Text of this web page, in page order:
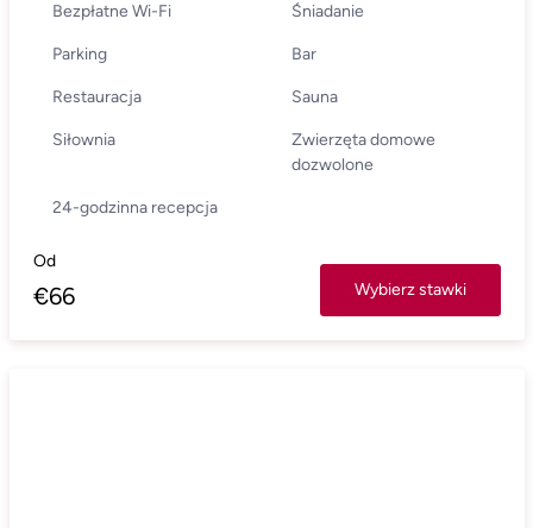
Bezpłatne Wi-Fi Śniadanie
Parking Bar
Restauracja Sauna
Siłownia
Zwierzęta domowe
dozwolone
24-godzinna recepcja
Od
€66 Wybierz stawki